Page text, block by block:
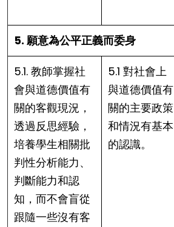
5. 願意為公平正義而委身
5.1. 教師掌握社
會與道德價值有
關的客觀現況，
透過反思經驗，
培養學生相關批
判性分析能力、
判斷能力和認
知，而不會盲從
跟隨一些沒有客
5.1 對社會上
與道德價值有
關的主要政策
和情況有基本
的認識。